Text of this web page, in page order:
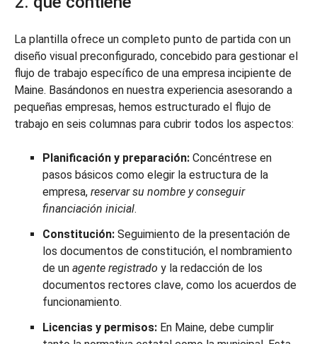
La plantilla ofrece un completo punto de partida con un
diseño visual preconfigurado, concebido para gestionar el
flujo de trabajo específico de una empresa incipiente de
Maine. Basándonos en nuestra experiencia asesorando a
pequeñas empresas, hemos estructurado el flujo de
trabajo en seis columnas para cubrir todos los aspectos:
Planificación y preparación: Concéntrese en
pasos básicos como elegir la estructura de la
empresa, reservar su nombre y conseguir
financiación inicial.
Constitución: Seguimiento de la presentación de
los documentos de constitución, el nombramiento
de un agente registrado y la redacción de los
documentos rectores clave, como los acuerdos de
funcionamiento.
Licencias y permisos: En Maine, debe cumplir